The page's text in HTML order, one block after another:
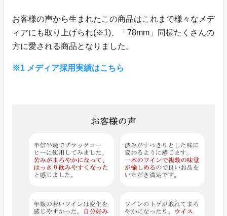
お客様の声から生まれたこの商品はこれまで様々なメデ
ィアにも取り上げられ(※1)、「78mm」同様たくさんの
方に愛される商品となりました。
※1 メディア採用実績はこちら